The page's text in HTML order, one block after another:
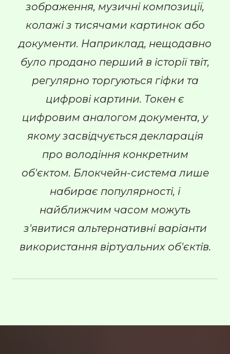
зображення, музичні композиції,
колажі з тисячами картинок або
документи. Наприклад, нещодавно
було продано перший в історії твіт,
регулярно торгуються гіфки та
цифрові картини. Токен є
цифровим аналогом документа, у
якому засвідчується декларація
про володіння конкретним
об'єктом. Блокчейн-система лише
набирає популярності, і
найближчим часом можуть
з'явитися альтернативні варіанти
використання віртуальних об'єктів.